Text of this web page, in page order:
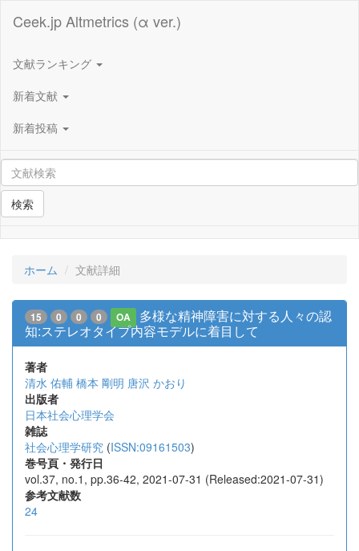
Ceek.jp Altmetrics (α ver.)
文献ランキング
新着文献
新着投稿
検索
ホーム 文献詳細
15 0 0 0 OA
多様な精神障害に対する人々の認
知:ステレオタイプ内容モデルに着目して
著者
清水 佑輔 橋本 剛明 唐沢 かおり
出版者
日本社会心理学会
雑誌
社会心理学研究 (ISSN:09161503)
巻号頁・発行日
vol.37, no.1, pp.36-42, 2021-07-31 (Released:2021-07-31)
参考文献数
24